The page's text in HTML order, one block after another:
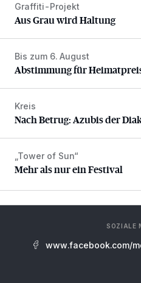
Aus Grau wird Haltung
Graffiti-Projekt
Aus Grau wird Haltung
Abstimmung für Heimatpreis
Bis zum 6. August
Abstimmung für
Nach Betrug: Azubis der
Kreis
Nach Betrug: Azubis der
Mehr als nur ein Festival
„Tower of Sun“
Mehr als nur ein Festival
SOZIALE
www.facebook.com/